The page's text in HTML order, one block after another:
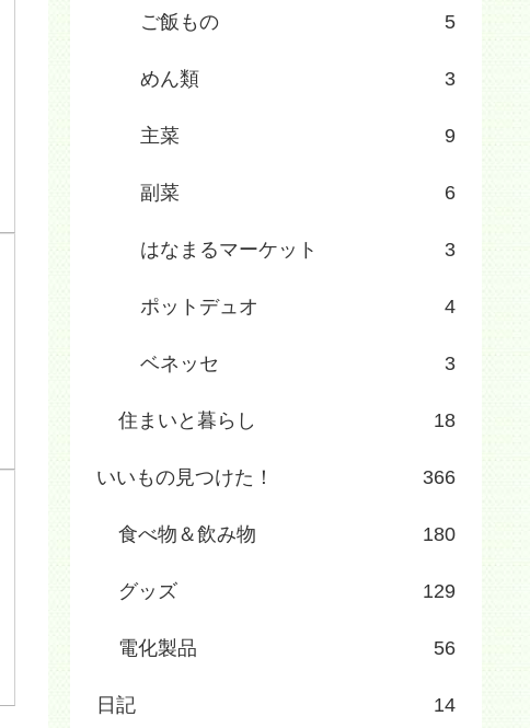
ご飯もの 5
めん類 3
主菜 9
副菜 6
はなまるマーケット 3
ポットデュオ 4
ベネッセ 3
住まいと暮らし 18
いいもの見つけた！ 366
食べ物＆飲み物 180
グッズ 129
電化製品 56
日記 14